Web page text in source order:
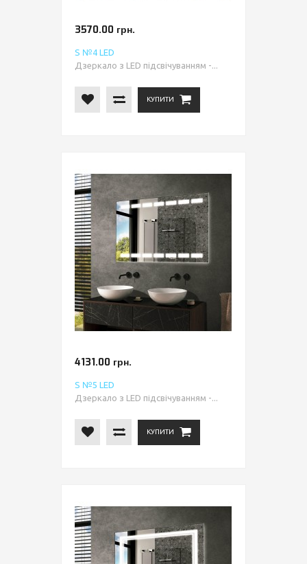
3570.00 грн.
S №4 LED
Дзеркало з LED підсвічуванням -...
КУПИТИ
4131.00 грн.
S №5 LED
Дзеркало з LED підсвічуванням -...
КУПИТИ